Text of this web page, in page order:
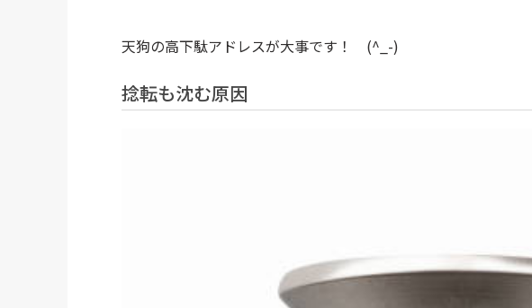
天狗の高下駄アドレスが大事です！ (^_-)
捻転も沈む原因